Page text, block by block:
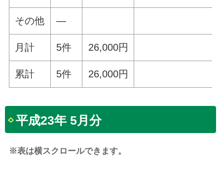
その他 —
月計 5件 26,000円
累計 5件 26,000円
平成23年 5月分
※表は横スクロールできます。